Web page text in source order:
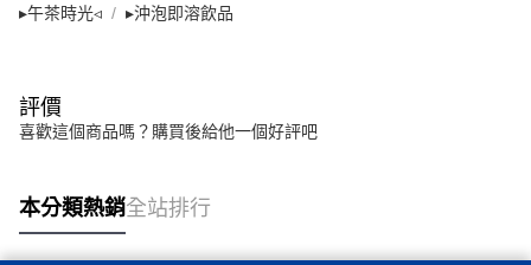
▸午茶時光◃ ▸沖泡即溶飲品
評價
喜歡這個商品嗎？購買後給他一個好評吧
本分類熱銷全站排行